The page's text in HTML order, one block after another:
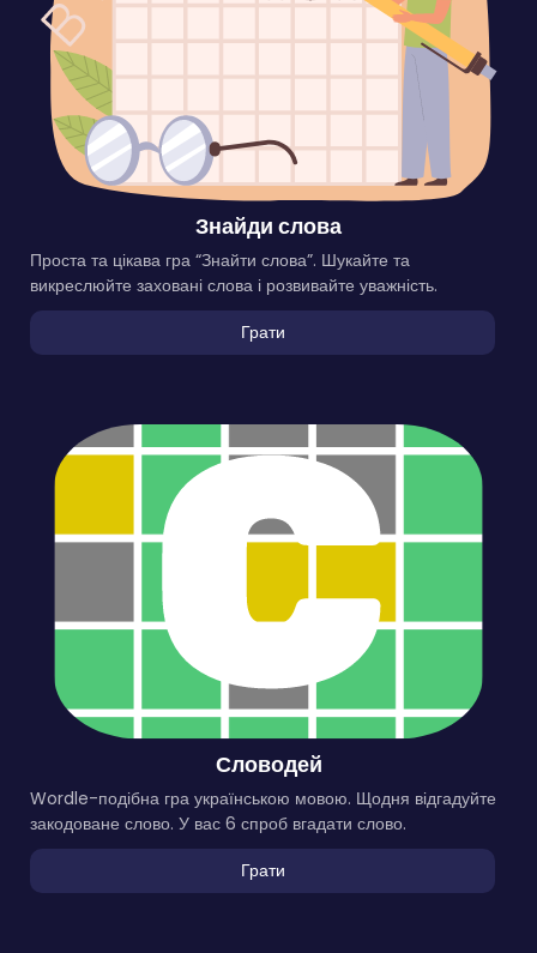
Знайди слова
Проста та цікава гра “Знайти слова”. Шукайте та
викреслюйте заховані слова і розвивайте уважність.
Грати
Словодей
Wordle-подібна гра українською мовою. Щодня відгадуйте
закодоване слово. У вас 6 спроб вгадати слово.
Грати